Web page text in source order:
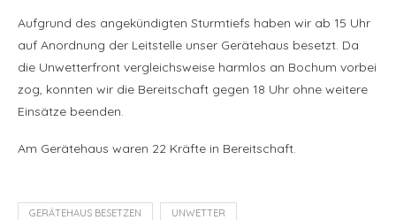
Aufgrund des angekündigten Sturmtiefs haben wir ab 15 Uhr
auf Anordnung der Leitstelle unser Gerätehaus besetzt. Da
die Unwetterfront vergleichsweise harmlos an Bochum vorbei
zog, konnten wir die Bereitschaft gegen 18 Uhr ohne weitere
Einsätze beenden.
Am Gerätehaus waren 22 Kräfte in Bereitschaft.
GERÄTEHAUS BESETZEN UNWETTER